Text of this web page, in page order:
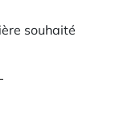
souhaité